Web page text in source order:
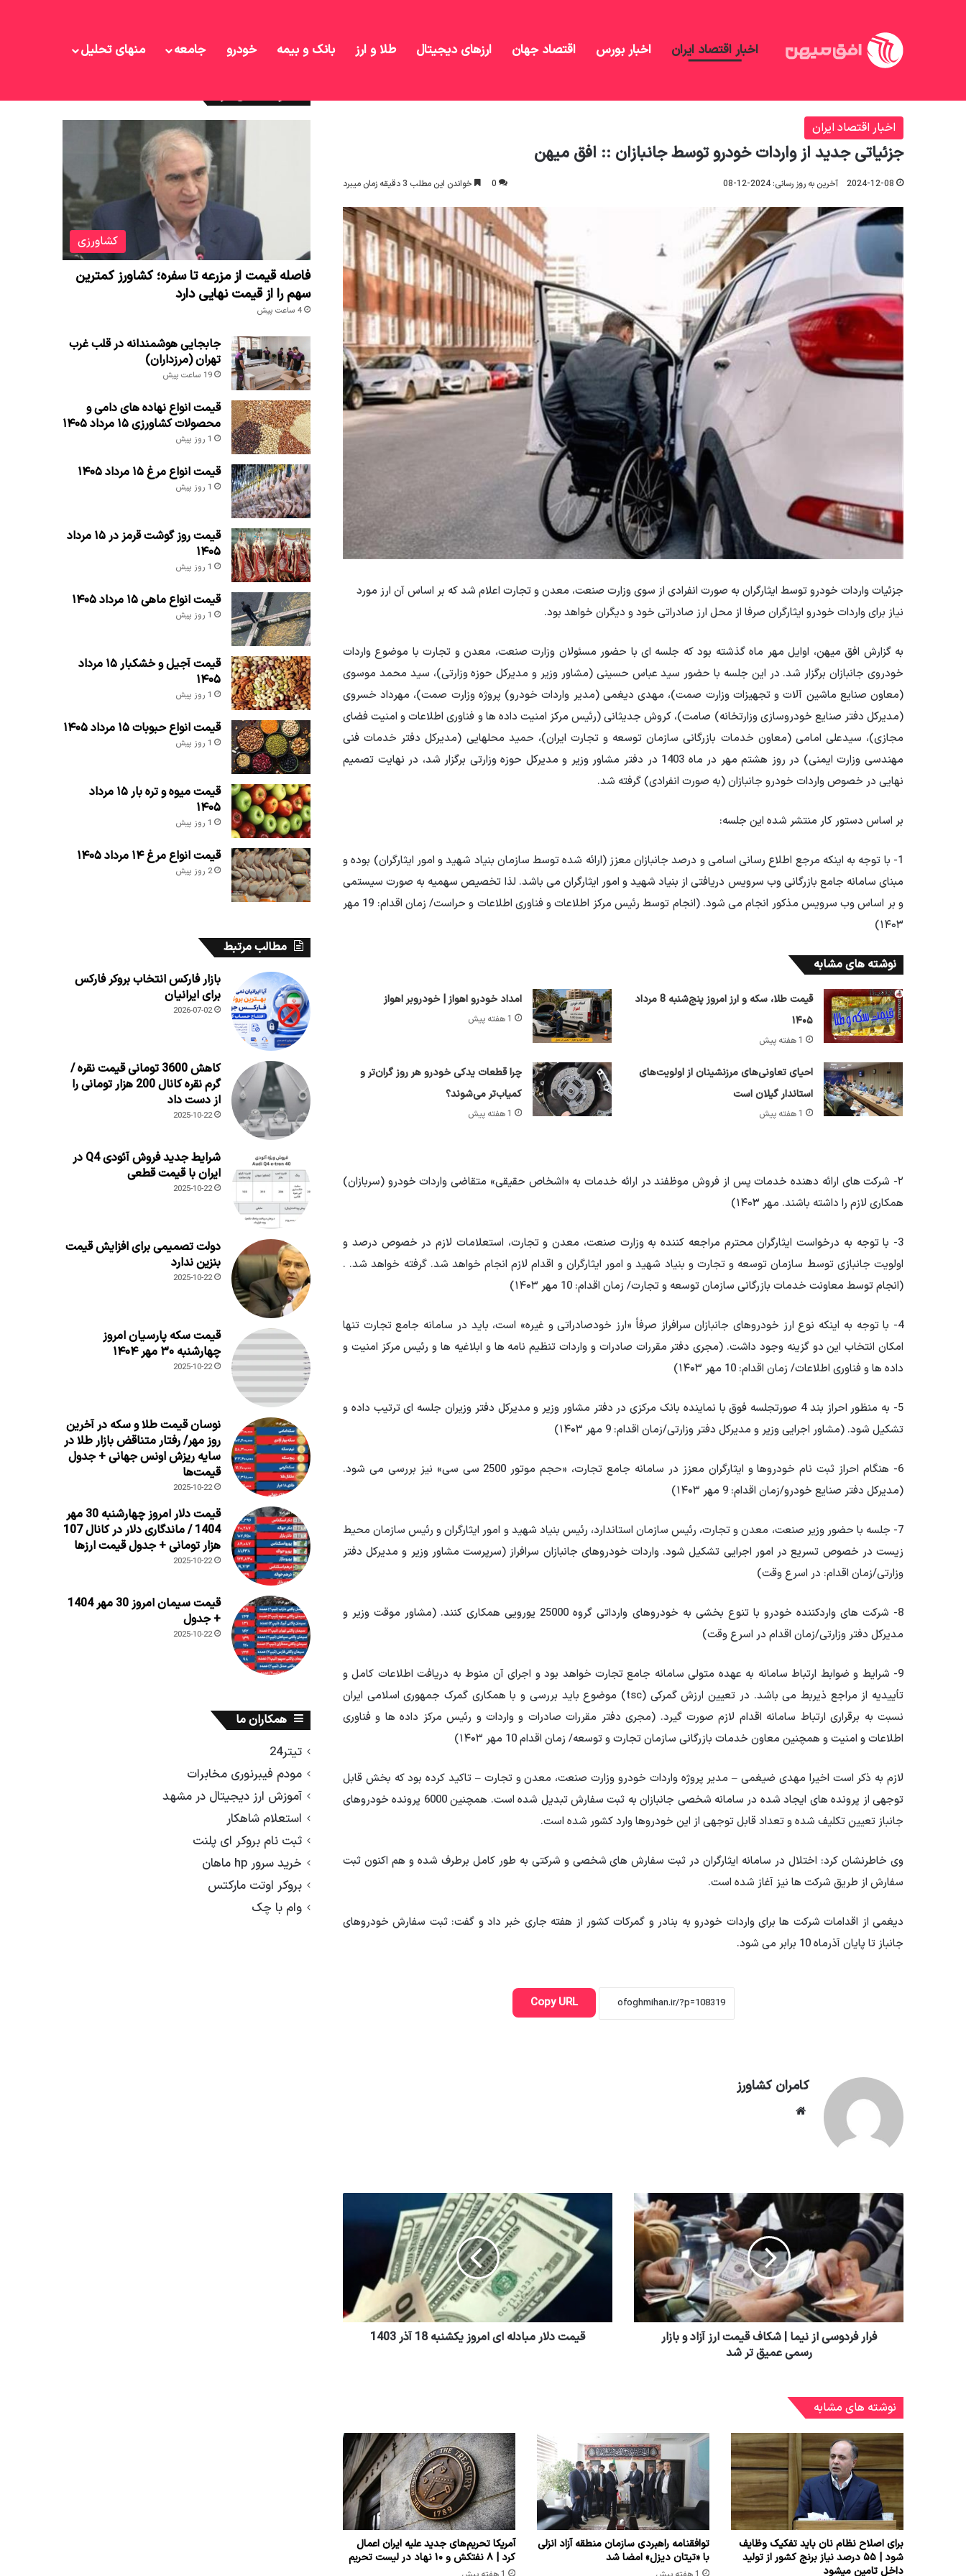
اخبار اقتصاد ایران اخبار بورس اقتصاد جهان ارزهای دیجیتال طلا و ارز بانک و بیمه خودرو جامعه منهای تحلیل
اخبار اقتصاد ایران
جزئیاتی جدید از واردات خودرو توسط جانبازان :: افق میهن
2024-12-08 آخرین به روز رسانی: 2024-12-08 0 خواندن این مطلب 3 دقیقه زمان میبرد
جزئیات واردات خودرو توسط ایثارگران به صورت انفرادی از سوی وزارت صنعت، معدن و تجارت اعلام شد که بر اساس آن ارز مورد
نیاز برای واردات خودرو ایثارگران صرفا از محل ارز صادراتی خود و دیگران خواهد بود.
به گزارش افق میهن، اوایل مهر ماه گذشته بود که جلسه ای با حضور مسئولان وزارت صنعت، معدن و تجارت با موضوع واردات
خودروی جانبازان برگزار شد. در این جلسه با حضور سید عباس حسینی (مشاور وزیر و مدیرکل حوزه وزارتی)، سید محمد موسوی
(معاون صنایع ماشین آلات و تجهیزات وزارت صمت)، مهدی دیغمی (مدیر واردات خودرو) پروژه وزارت صمت)، مهرداد خسروی
(مدیرکل دفتر صنایع خودروسازی وزارتخانه) صامت)، کروش جدیثانی (رئیس مرکز امنیت داده ها و فناوری اطلاعات و امنیت فضای
مجازی)، سیدعلی امامی (معاون خدمات بازرگانی سازمان توسعه و تجارت ایران)، حمید محلهایی (مدیرکل دفتر خدمات فنی
مهندسی وزارت ایمنی) در روز هشتم مهر در ماه 1403 در دفتر مشاور وزیر و مدیرکل حوزه وزارتی برگزار شد، در نهایت تصمیم
نهایی در خصوص واردات خودرو جانبازان (به صورت انفرادی) گرفته شد.
بر اساس دستور کار منتشر شده این جلسه:
1- با توجه به اینکه مرجع اطلاع رسانی اسامی و درصد جانبازان معزز (ارائه شده توسط سازمان بنیاد شهید و امور ایثارگران) بوده و
مبنای سامانه جامع بازرگانی وب سرویس دریافتی از بنیاد شهید و امور ایثارگران می باشد. لذا تخصیص سهمیه به صورت سیستمی
و بر اساس وب سرویس مذکور انجام می شود. (انجام توسط رئیس مرکز اطلاعات و فناوری اطلاعات و حراست/ زمان اقدام: 19 مهر
۱۴۰۳)
نوشته های مشابه
قیمت طلا، سکه و ارز امروز پنج‌شنبه 8 مرداد
۱۴۰۵
1 هفته پیش
امداد خودرو اهواز | خودروبر اهواز
1 هفته پیش
احیای تعاونی‌های مرزنشینان از اولویت‌های
استاندار گیلان است
1 هفته پیش
چرا قطعات یدکی خودرو هر روز گران‌تر و
کمیاب‌تر می‌شوند؟
1 هفته پیش
۲- شرکت های ارائه دهنده خدمات پس از فروش موظفند در ارائه خدمات به «اشخاص حقیقی» متقاضی واردات خودرو (سربازان)
همکاری لازم را داشته باشند. مهر ۱۴۰۳)
3- با توجه به درخواست ایثارگران محترم مراجعه کننده به وزارت صنعت، معدن و تجارت، استعلامات لازم در خصوص درصد و
اولویت جانبازی توسط سازمان توسعه و تجارت و بنیاد شهید و امور ایثارگران و اقدام لازم انجام خواهد شد. گرفته خواهد شد. .
(انجام توسط معاونت خدمات بازرگانی سازمان توسعه و تجارت/ زمان اقدام: 10 مهر ۱۴۰۳)
4- با توجه به اینکه نوع ارز خودروهای جانبازان سرافراز صرفاً «ارز خودصادراتی و غیره» است، باید در سامانه جامع تجارت تنها
امکان انتخاب این دو گزینه وجود داشت. (مجری دفتر مقررات صادرات و واردات تنظیم نامه ها و ابلاغیه ها و رئیس مرکز امنیت و
داده ها و فناوری اطلاعات/ زمان اقدام: 10 مهر ۱۴۰۳)
5- به منظور احراز بند 4 صورتجلسه فوق با نماینده بانک مرکزی در دفتر مشاور وزیر و مدیرکل دفتر وزیران جلسه ای ترتیب داده و
تشکیل شود. (مشاور اجرایی وزیر و مدیرکل دفتر وزارتی/زمان اقدام: 9 مهر ۱۴۰۳)
6- هنگام احراز ثبت نام خودروها و ایثارگران معزز در سامانه جامع تجارت، «حجم موتور 2500 سی سی» نیز بررسی می شود.
(مدیرکل دفتر صنایع خودرو/زمان اقدام: 9 مهر ۱۴۰۳)
7- جلسه با حضور وزیر صنعت، معدن و تجارت، رئیس سازمان استاندارد، رئیس بنیاد شهید و امور ایثارگران و رئیس سازمان محیط
زیست در خصوص تسریع در امور اجرایی تشکیل شود. واردات خودروهای جانبازان سرافراز (سرپرست مشاور وزیر و مدیرکل دفتر
وزارتی/زمان اقدام: در اسرع وقت)
8- شرکت های واردکننده خودرو با تنوع بخشی به خودروهای وارداتی گروه 25000 یورویی همکاری کنند. (مشاور موقت وزیر و
مدیرکل دفتر وزارتی/زمان اقدام در اسرع وقت)
9- شرایط و ضوابط ارتباط سامانه به عهده متولی سامانه جامع تجارت خواهد بود و اجرای آن منوط به دریافت اطلاعات کامل و
تأییدیه از مراجع ذیربط می باشد. در تعیین ارزش گمرکی (tsc) موضوع باید بررسی و با همکاری گمرک جمهوری اسلامی ایران
نسبت به برقراری ارتباط سامانه اقدام لازم صورت گیرد. (مجری دفتر مقررات صادرات و واردات و رئیس مرکز داده ها و فناوری
اطلاعات و امنیت و همچنین معاون خدمات بازرگانی سازمان تجارت و توسعه/ زمان اقدام 10 مهر ۱۴۰۳)
لازم به ذکر است اخیرا مهدی ضیغمی – مدیر پروژه واردات خودرو وزارت صنعت، معدن و تجارت – تاکید کرده بود که بخش قابل
توجهی از پرونده های ایجاد شده در سامانه شخصی جانبازان به ثبت سفارش تبدیل شده است. همچنین 6000 پرونده خودروهای
جانباز تعیین تکلیف شده و تعداد قابل توجهی از این خودروها وارد کشور شده است.
وی خاطرنشان کرد: اختلال در سامانه ایثارگران در ثبت سفارش های شخصی و شرکتی به طور کامل برطرف شده و هم اکنون ثبت
سفارش از طریق شرکت ها نیز آغاز شده است.
دیغمی از اقدامات شرکت ها برای واردات خودرو به بنادر و گمرکات کشور از هفته جاری خبر داد و گفت: ثبت سفارش خودروهای
جانباز تا پایان آذرماه 10 برابر می شود.
Copy URL
کامران کشاورز
فرار فردوسی از نیما | شکاف قیمت ارز آزاد و بازار
رسمی عمیق تر شد
قیمت دلار مبادله ای امروز یکشنبه 18 آذر 1403
نوشته های مشابه
برای اصلاح نظام نان باید تفکیک وظایف
شود | ۵۵ درصد نیاز برنج کشور از تولید
داخل تامین میشود
توافقنامه راهبردی سازمان منطقه آزاد انزلی
با «تیتان دیزل» امضا شد
آمریکا تحریم‌های جدید علیه ایران اعمال
کرد | ۸ نفتکش و ۱۰ نهاد در لیست تحریم
کشاورزی
فاصله قیمت از مزرعه تا سفره؛ کشاورز کمترین
سهم را از قیمت نهایی دارد
4 ساعت پیش
جابجایی هوشمندانه در قلب غرب
تهران (مرزداران)
19 ساعت پیش
قیمت انواع نهاده های دامی و
محصولات کشاورزی ۱۵ مرداد ۱۴۰۵
1 روز پیش
قیمت انواع مرغ ۱۵ مرداد ۱۴۰۵
1 روز پیش
قیمت روز گوشت قرمز در ۱۵ مرداد
۱۴۰۵
1 روز پیش
قیمت انواع ماهی ۱۵ مرداد ۱۴۰۵
1 روز پیش
قیمت آجیل و خشکبار ۱۵ مرداد
۱۴۰۵
1 روز پیش
قیمت انواع حبوبات ۱۵ مرداد ۱۴۰۵
1 روز پیش
قیمت میوه و تره بار ۱۵ مرداد
۱۴۰۵
1 روز پیش
قیمت انواع مرغ ۱۴ مرداد ۱۴۰۵
2 روز پیش
مطالب مرتبط
بازار فارکس انتخاب بروکر فارکس
برای ایرانیان
2026-07-02
کاهش 3600 تومانی قیمت نقره /
گرم نقره کانال 200 هزار تومانی را
از دست داد
2025-10-22
شرایط جدید فروش آئودی Q4 در
ایران با قیمت قطعی
2025-10-22
دولت تصمیمی برای افزایش قیمت
بنزین ندارد
2025-10-22
قیمت سکه پارسیان امروز
چهارشنبه ۳۰ مهر ۱۴۰۴
2025-10-22
نوسان قیمت طلا و سکه در آخرین
روز مهر/ رفتار متناقض بازار طلا در
سایه ریزش اونس جهانی + جدول
قیمت‌ها
2025-10-22
قیمت دلار امروز چهارشنبه 30 مهر
1404 / ماندگاری دلار در کانال 107
هزار تومانی + جدول قیمت ارزها
2025-10-22
قیمت سیمان امروز 30 مهر 1404
+ جدول
2025-10-22
همکاران ما
تیتر24
مودم فیبرنوری مخابرات
آموزش ارز دیجیتال در مشهد
استعلام شاهکار
ثبت نام بروکر ای پلنت
خرید سرور hp ماهان
بروکر اوتت مارکتس
وام با چک